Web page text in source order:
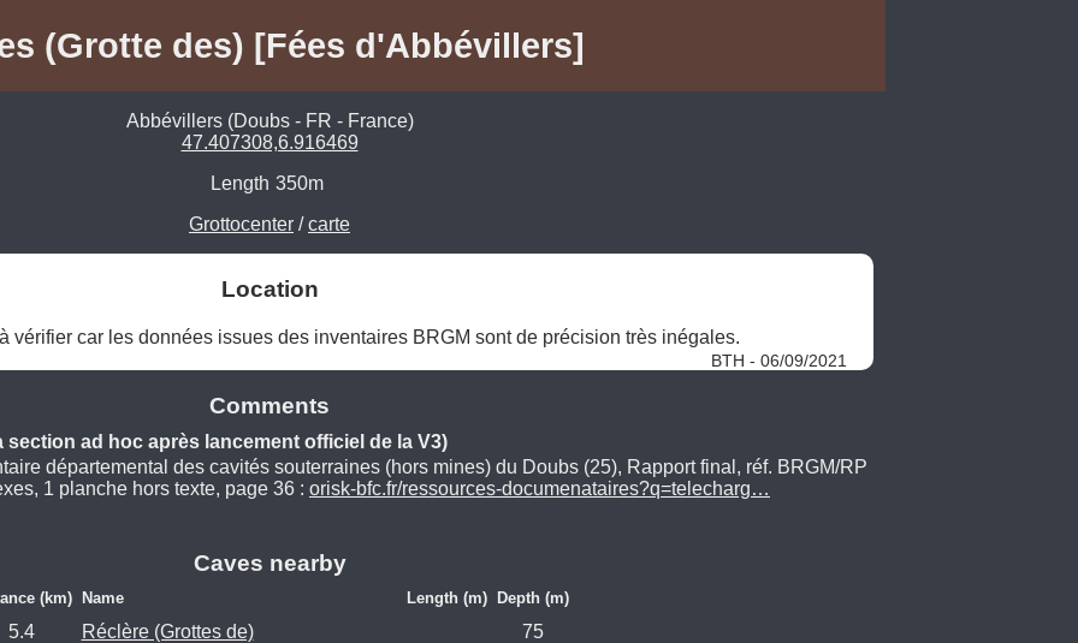
(Grotte des) [Fées d'Abbévillers]
Abbévillers (Doubs - FR - France)
47.407308,6.916469
Length 350m
Grottocenter /carte
Location
vérifier car les données issues des inventaires BRGM sont de précision très inégales.
BTH - 06/09/2021
Comments
section ad hoc après lancement officiel de la V3)
départemental des cavités souterraines (hors mines) du Doubs (25), Rapport final, réf. BRGM/RP
1 planche hors texte, page 36 : orisk-bfc.fr/ressources-documenataires?q=telecharg…
Caves nearby
(km) Name Length (m) Depth (m)
5.4 Réclère (Grottes de)
75